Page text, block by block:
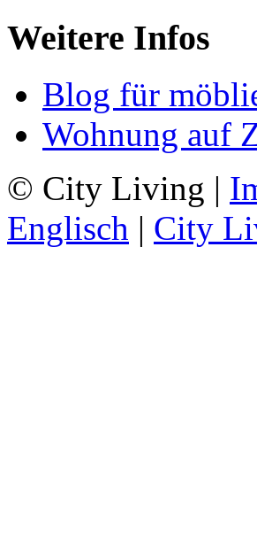
Weitere Infos
Blog für
Wohnung auf
© City Living |
Englisch | City